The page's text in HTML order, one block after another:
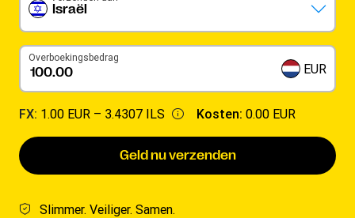
Israël
Overboekingsbedrag
EUR
FX: 1.00 EUR – 3.4307 ILS Kosten: 0.00 EUR
Geld nu verzenden
Slimmer. Veiliger. Samen.